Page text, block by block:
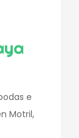
e
Motril,